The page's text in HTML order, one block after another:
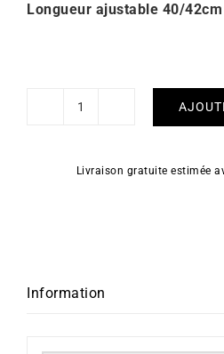
Longueur ajustable 40/42cm
quantité
Groove
Livraison gratuite estimée
Information